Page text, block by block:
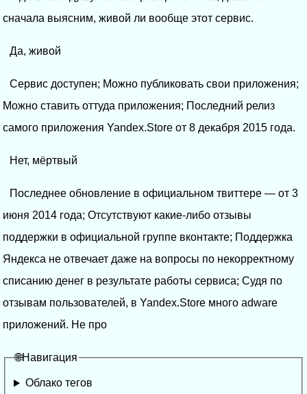
сначала выясним, живой ли вообще этот сервис.
Да, живой
Сервис доступен; Можно публиковать свои приложения;
Можно ставить оттуда приложения; Последний релиз
самого приложения Yandex.Store от 8 декабря 2015 года.
Нет, мёртвый
Последнее обновление в официальном твиттере — от 3
июня 2014 года; Отсутствуют какие-либо отзывы
поддержки в официальной группе вконтакте; Поддержка
Яндекса не отвечает даже на вопросы по некорректному
списанию денег в результате работы сервиса; Судя по
отзывам пользователей, в Yandex.Store много adware
приложений. Не про
🌐Навигация
Облако тегов